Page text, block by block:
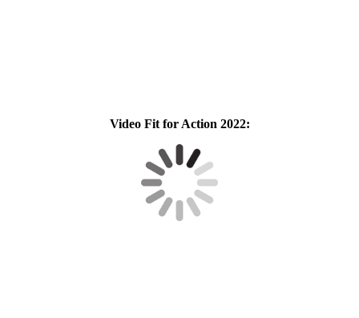
Video Fit for Action 2022: